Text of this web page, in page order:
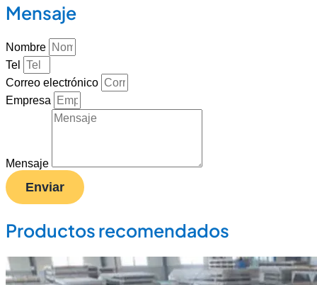
Mensaje
Nombre
Tel
Correo electrónico
Empresa
Mensaje
Enviar
Productos recomendados